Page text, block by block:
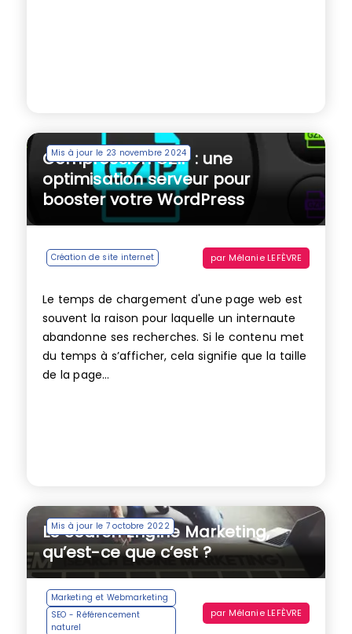
Mis à jour le 23 novembre 2024
Compression GZIP : une
optimisation serveur pour
booster votre WordPress
Création de site internet par Mélanie LEFÈVRE
Le temps de chargement d'une page web est
souvent la raison pour laquelle un internaute
abandonne ses recherches. Si le contenu met
du temps à s’afficher, cela signifie que la taille
de la page...
Mis à jour le 7 octobre 2022
Le Search Engine Marketing,
qu’est-ce que c’est ?
Marketing et Webmarketing
SEO - Référencement
naturel
par Mélanie LEFÈVRE